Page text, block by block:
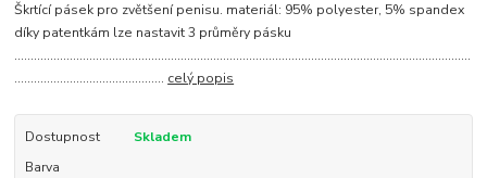
Škrtící pásek pro zvětšení penisu. materiál: 95% polyester, 5% spandex
díky patentkám lze nastavit 3 průměry pásku
............................................................................................................................................
.............................................. celý popis
Dostupnost
Skladem
Barva